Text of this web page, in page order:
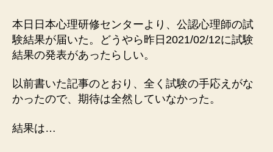
本日日本心理研修センターより、公認心理師の試
験結果が届いた。どうやら昨日2021/02/12に試験
結果の発表があったらしい。
以前書いた記事のとおり、全く試験の手応えがな
かったので、期待は全然していなかった。
結果は…